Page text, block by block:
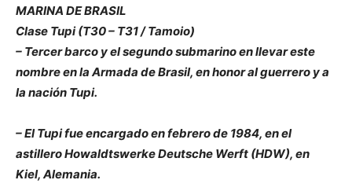
MARINA DE BRASIL
Clase Tupi (T30 – T31 / Tamoio)
– Tercer barco y el segundo submarino en llevar este
nombre en la Armada de Brasil, en honor al guerrero y a
la nación Tupi.
– El Tupi fue encargado en febrero de 1984, en el
astillero Howaldtswerke Deutsche Werft (HDW), en
Kiel, Alemania.